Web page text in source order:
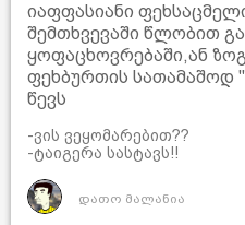
იაფფასიანი
შემთხვევაში წლობით
ყოფაცხოვრებაში,ან
ფეხბურთის სათამაშოდ
წევს
-ვის ვეყომარებით??
-ტაიგერა სასტავს!!
დათო მალანია